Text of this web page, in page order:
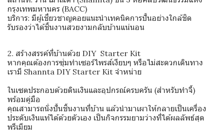
กรุงเทพมหานคร (BACC)
บริการ: มีผู้เชี่ยวชาญคอยแนะนำเทคนิคการปั้นอย่างใกล้ชิด
รับรองว่าได้ชิ้นงานสวยงามกลับบ้านแน่นอน
2. สร้างสรรค์ที่บ้านด้วย DIY Starter Kit
หากคุณต้องการซุ่มทำเซอร์ไพรส์เงียบๆ หรือไม่สะดวกเดินทาง
เรามี Shannta DIY Starter Kit จำหน่าย
ในเซตประกอบด้วยดินเงินและอุปกรณ์ครบครัน (สำหรับทำจี้)
พร้อมคู่มือ
คุณสามารถนั่งปั้นชิ้นงานที่บ้าน แล้วนำมาเผาให้กลายเป็นเครื่อง
ประดับเงินแท้ได้ด้วยตัวเอง เป็นกิจกรรมยามว่างที่ได้ผลลัพธ์สุด
พรีเมียม